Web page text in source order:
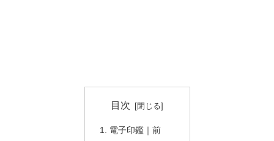
目次
電子印鑑｜前